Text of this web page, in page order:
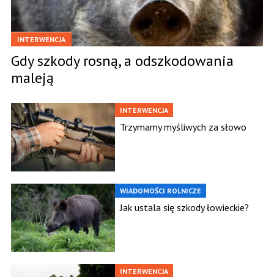
INTERWENCJA
Gdy szkody rosną, a odszkodowania
maleją
INTERWENCJA
Trzymamy myśliwych za słowo
WIADOMOŚCI ROLNICZE
Jak ustala się szkody łowieckie?
INTERWENCJA